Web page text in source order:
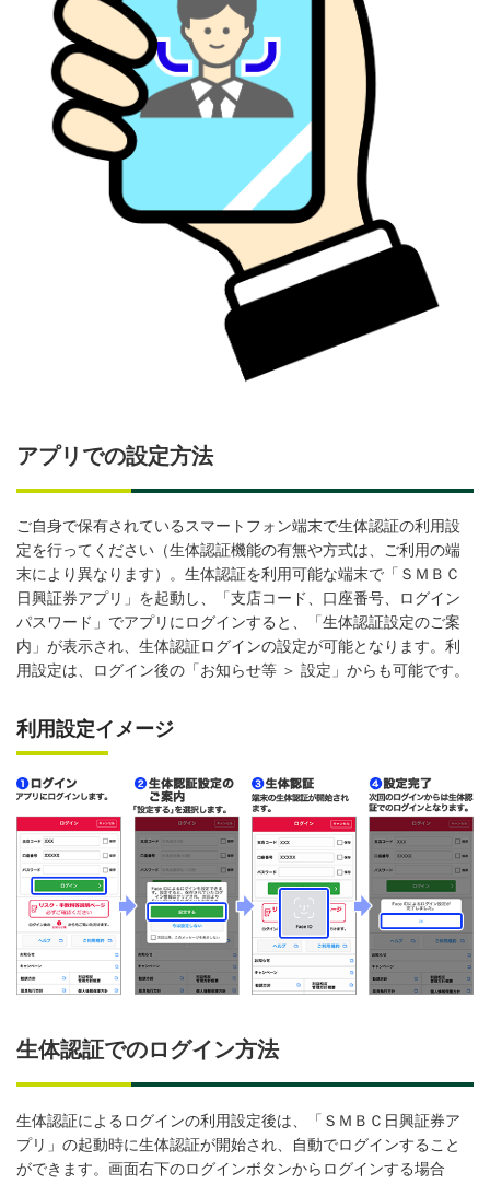
アプリでの設定方法
ご自身で保有されているスマートフォン端末で生体認証の利用設
定を行ってください（生体認証機能の有無や方式は、ご利用の端
末により異なります）。生体認証を利用可能な端末で「ＳＭＢＣ
日興証券アプリ」を起動し、「支店コード、口座番号、ログイン
パスワード」でアプリにログインすると、「生体認証設定のご案
内」が表示され、生体認証ログインの設定が可能となります。利
用設定は、ログイン後の「お知らせ等 ＞ 設定」からも可能です。
利用設定イメージ
生体認証でのログイン方法
生体認証によるログインの利用設定後は、「ＳＭＢＣ日興証券ア
プリ」の起動時に生体認証が開始され、自動でログインすること
ができます。画面右下のログインボタンからログインする場合